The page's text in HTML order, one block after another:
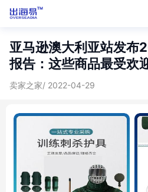
亚马逊澳大利亚站发布
报告：这些商品最受欢
卖家之家/ 2022-04-29